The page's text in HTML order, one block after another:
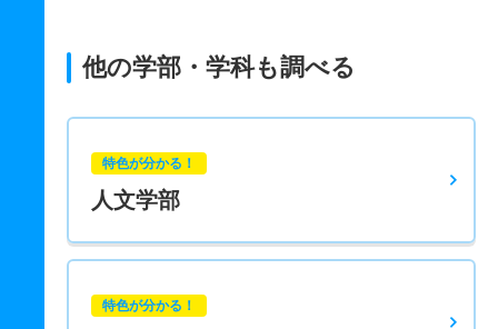
他の学部・学科も調べる
特色が分かる！
人文学部
特色が分かる！